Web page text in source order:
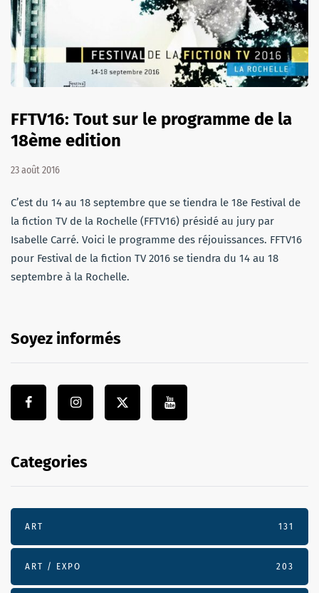
FFTV16: Tout sur le programme de la
18ème edition
23 août 2016
C’est du 14 au 18 septembre que se tiendra le 18e Festival de
la fiction TV de la Rochelle (FFTV16) présidé au jury par
Isabelle Carré. Voici le programme des réjouissances. FFTV16
pour Festival de la fiction TV 2016 se tiendra du 14 au 18
septembre à la Rochelle.
Soyez informés
Categories
ART 131
ART / EXPO 203